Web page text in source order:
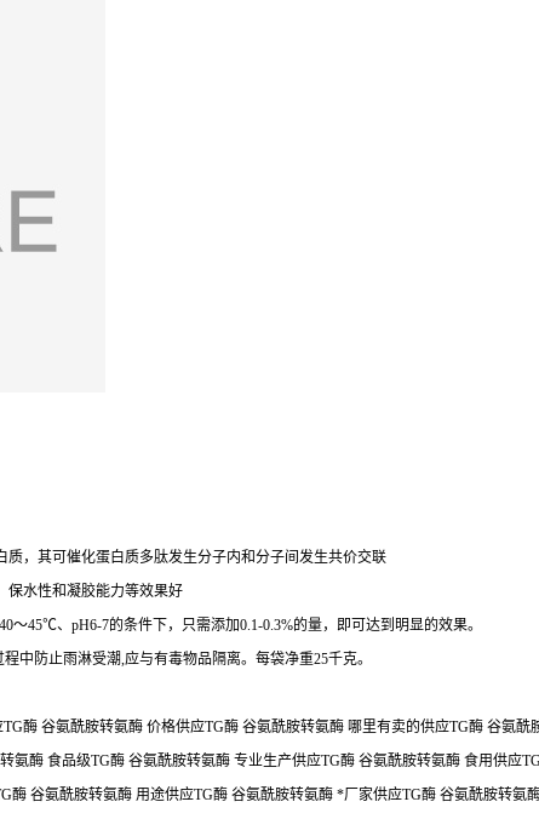
质，其可催化蛋白质多肽发生分子内和分子间发生共价交联
保水性和凝胶能力等效果好
45℃、pH6-7的条件下，只需添加0.1-0.3%的量，即可达到明显的效果。
中防止雨淋受潮,应与有毒物品隔离。每袋净重25千克。
酶 谷氨酰胺转氨酶 价格供应TG酶 谷氨酰胺转氨酶 哪里有卖的供应TG酶 谷氨
酶 食品级TG酶 谷氨酰胺转氨酶 专业生产供应TG酶 谷氨酰胺转氨酶 食用供应
谷氨酰胺转氨酶 用途供应TG酶 谷氨酰胺转氨酶 *厂家供应TG酶 谷氨酰胺转氨